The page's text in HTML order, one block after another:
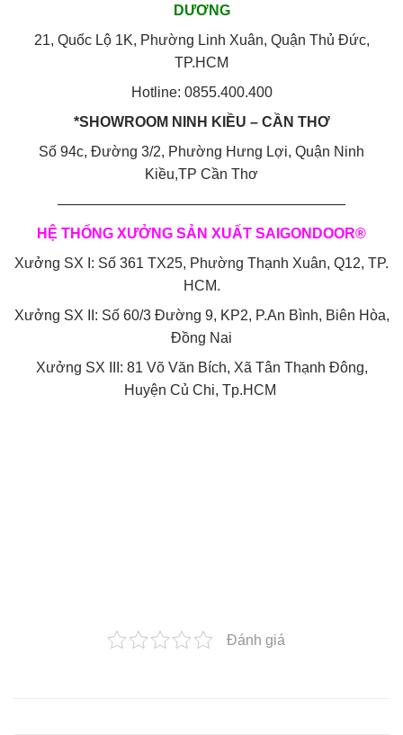
DƯƠNG
21, Quốc Lộ 1K, Phường Linh Xuân, Quận Thủ Đức,
TP.HCM
Hotline: 0855.400.400
*SHOWROOM NINH KIỀU – CẦN THƠ
Số 94c, Đường 3/2, Phường Hưng Lợi, Quận Ninh
Kiều,TP Cần Thơ
————————————————————
HỆ THỐNG XƯỞNG SẢN XUẤT SAIGONDOOR®
Xưởng SX I: Số 361 TX25, Phường Thạnh Xuân, Q12, TP.
HCM.
Xưởng SX II: Số 60/3 Đường 9, KP2, P.An Bình, Biên Hòa,
Đồng Nai
Xưởng SX III: 81 Võ Văn Bích, Xã Tân Thạnh Đông,
Huyện Củ Chi, Tp.HCM
Đánh giá